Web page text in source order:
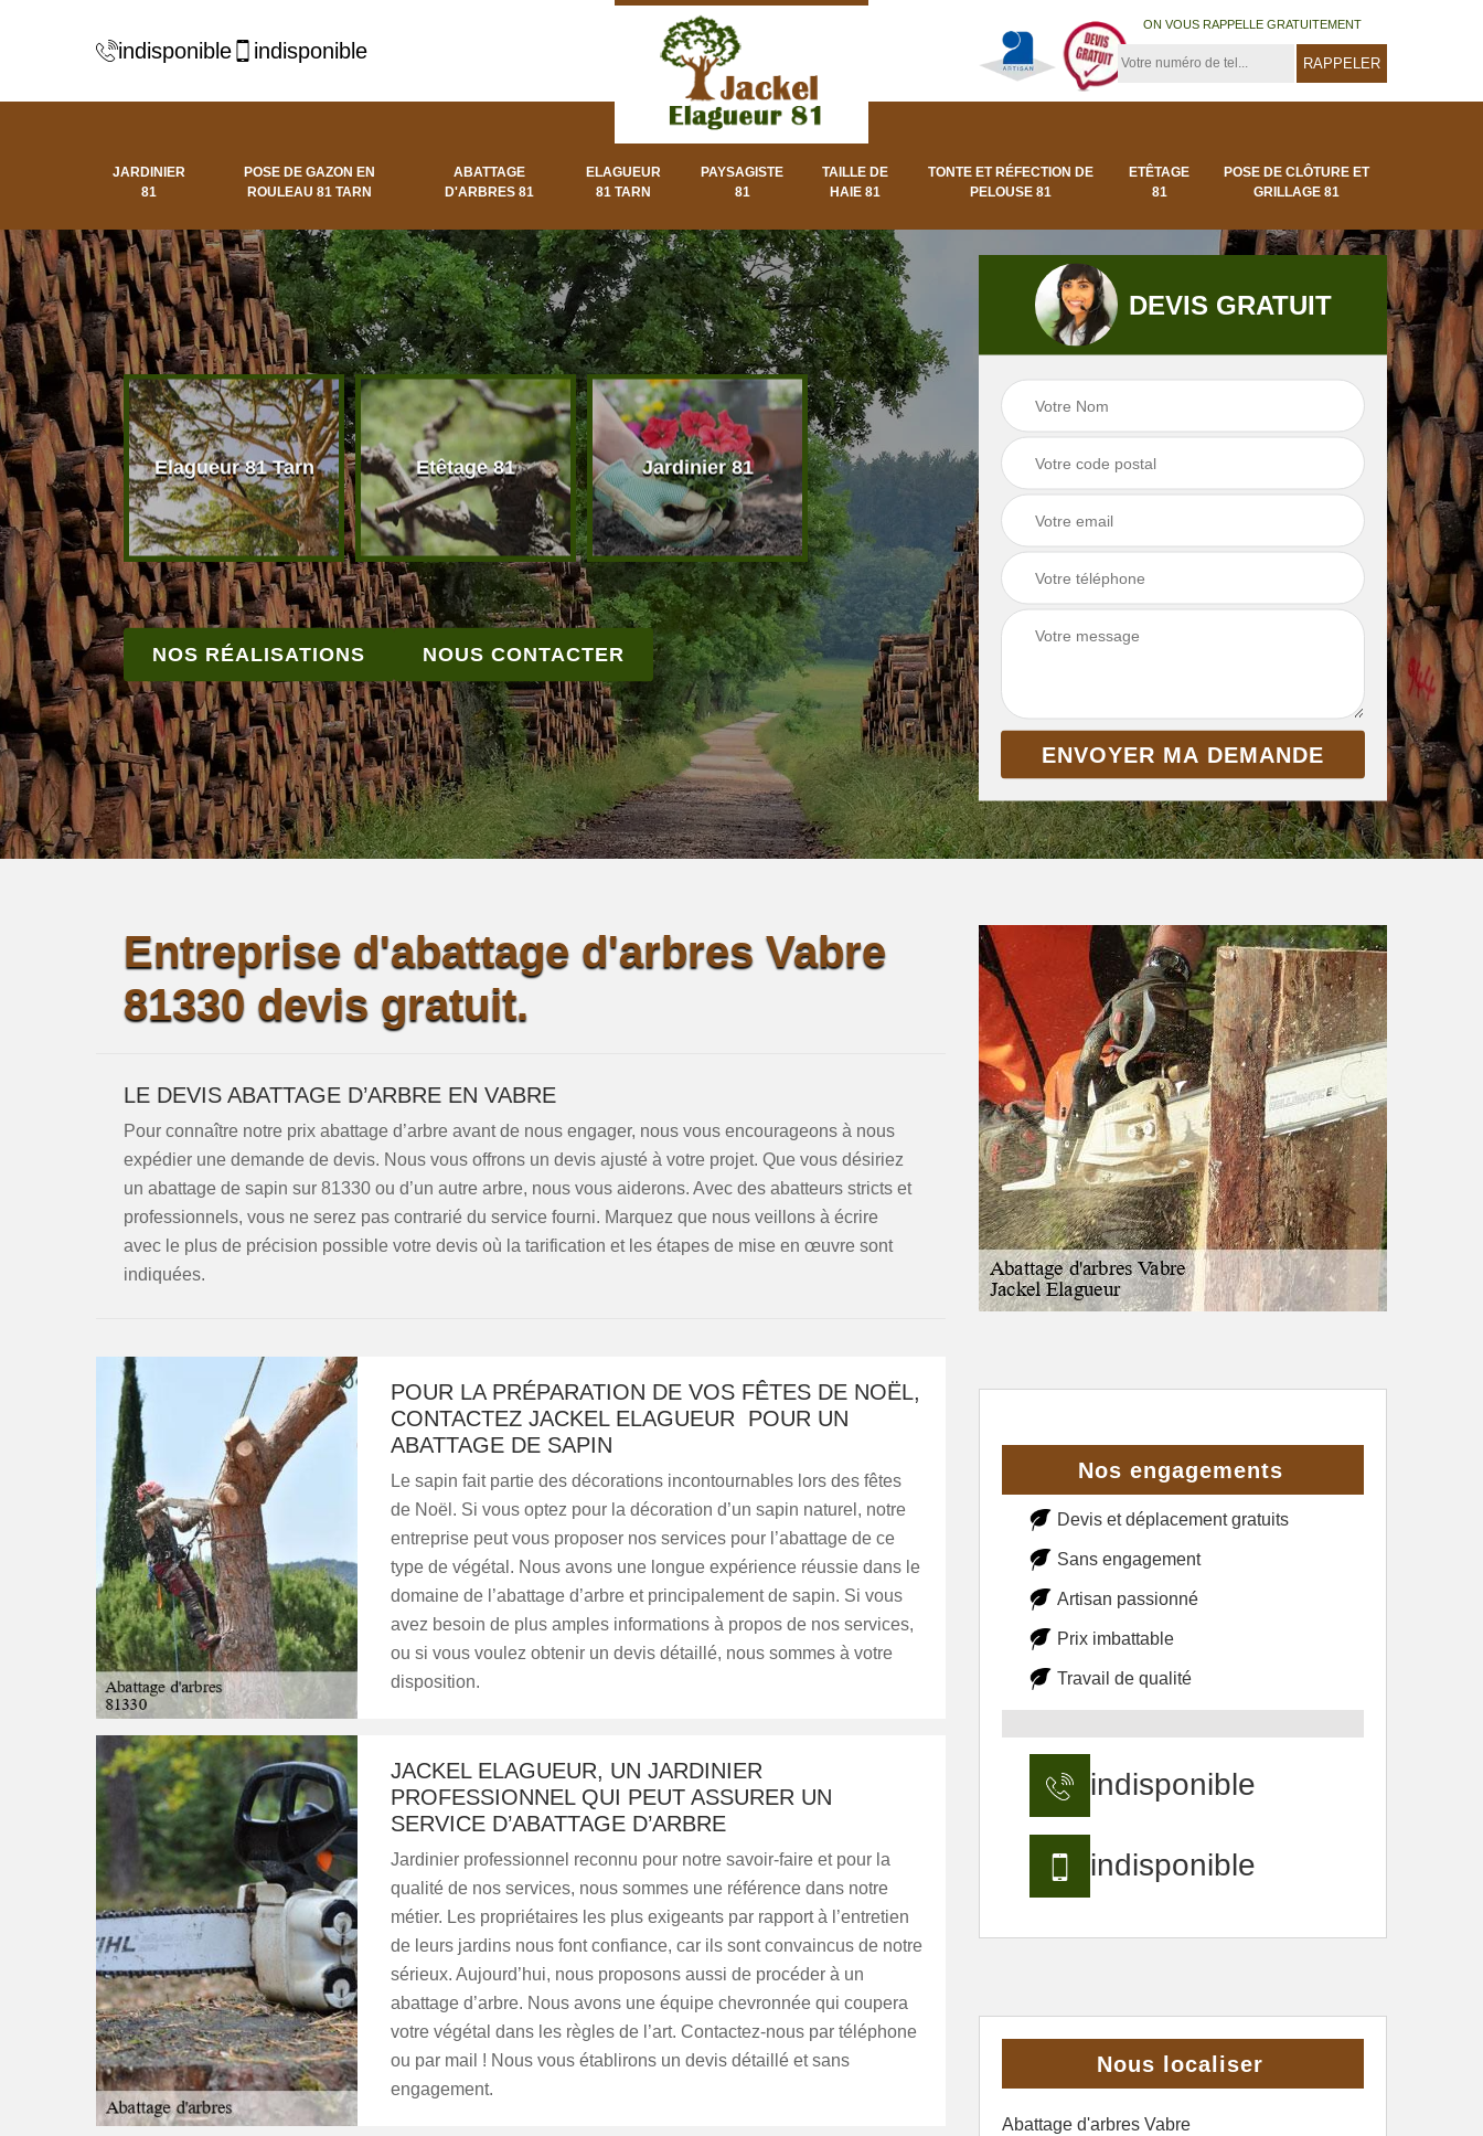
indisponible indisponible
ON VOUS RAPPELLE GRATUITEMENT
JARDINIER
81
POSE DE GAZON EN
ROULEAU 81 TARN
ABATTAGE
D'ARBRES 81
ELAGUEUR
81 TARN
PAYSAGISTE
81
TAILLE DE
HAIE 81
TONTE ET RÉFECTION DE
PELOUSE 81
ETÊTAGE
81
POSE DE CLÔTURE ET
GRILLAGE 81
d'arbres
Elagueur 81 Tarn Etêtage 81 Jardinier 81 Paysagiste 81
Pose de clôture et
grillage 81
Pose de gazon en
rouleau 81 Tarn
NOS RÉALISATIONS NOUS CONTACTER
DEVIS GRATUIT
Entreprise d'abattage d'arbres Vabre
81330 devis gratuit.
LE DEVIS ABATTAGE D’ARBRE EN VABRE
Pour connaître notre prix abattage d’arbre avant de nous engager, nous vous encourageons à nous
expédier une demande de devis. Nous vous offrons un devis ajusté à votre projet. Que vous désiriez
un abattage de sapin sur 81330 ou d’un autre arbre, nous vous aiderons. Avec des abatteurs stricts et
professionnels, vous ne serez pas contrarié du service fourni. Marquez que nous veillons à écrire
avec le plus de précision possible votre devis où la tarification et les étapes de mise en œuvre sont
indiquées.
POUR LA PRÉPARATION DE VOS FÊTES DE NOËL,
CONTACTEZ JACKEL ELAGUEUR POUR UN
ABATTAGE DE SAPIN
Le sapin fait partie des décorations incontournables lors des fêtes
de Noël. Si vous optez pour la décoration d’un sapin naturel, notre
entreprise peut vous proposer nos services pour l’abattage de ce
type de végétal. Nous avons une longue expérience réussie dans le
domaine de l’abattage d’arbre et principalement de sapin. Si vous
avez besoin de plus amples informations à propos de nos services,
ou si vous voulez obtenir un devis détaillé, nous sommes à votre
disposition.
JACKEL ELAGUEUR, UN JARDINIER
PROFESSIONNEL QUI PEUT ASSURER UN
SERVICE D’ABATTAGE D’ARBRE
Jardinier professionnel reconnu pour notre savoir-faire et pour la
qualité de nos services, nous sommes une référence dans notre
métier. Les propriétaires les plus exigeants par rapport à l’entretien
de leurs jardins nous font confiance, car ils sont convaincus de notre
sérieux. Aujourd’hui, nous proposons aussi de procéder à un
abattage d’arbre. Nous avons une équipe chevronnée qui coupera
votre végétal dans les règles de l’art. Contactez-nous par téléphone
ou par mail ! Nous vous établirons un devis détaillé et sans
engagement.
Nos engagements
Devis et déplacement gratuits
Sans engagement
Artisan passionné
Prix imbattable
Travail de qualité
indisponible
indisponible
Nous localiser
Abattage d'arbres Vabre